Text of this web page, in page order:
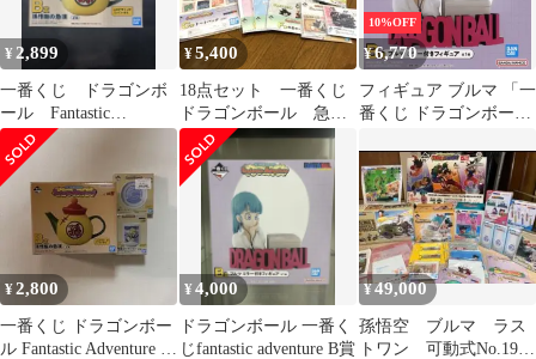
¥2,899
一番くじ ドラゴンボ
ール Fantastic
Adventure 2 B賞
¥5,400
18点セット 一番くじ
ドラゴンボール 急
須 トートバッグ 陶
器 カレンダー
10%OFF
¥6,770
フィギュア ブルマ 「一
番くじ ドラゴンボール
賞 ミラー付きフィギュ
ア【14日以内発送】
¥2,800
一番くじ ドラゴンボー
ル Fantastic Adventure 2
¥4,000
ドラゴンボール 一番く
じfantastic adventure B賞
¥49,000
孫悟空 ブルマ ラス
トワン 可動式No.19